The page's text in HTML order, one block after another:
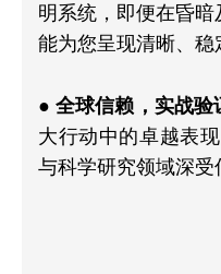
明系统，即便在昏
能为您呈现清晰、稳
●全球信赖，实战验
大行动中的卓越表
与科学研究领域深受